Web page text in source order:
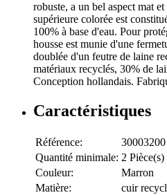
robuste, a un bel aspect mat
supérieure colorée est
100% à base d'eau. Pour
housse est munie d'une
doublée d'un feutre de laine
matériaux recyclés, 30% de
Conception hollandais.
Caractéristiques
Référence:
30003200
Quantité minimale: 2 Pièce(s)
Couleur:
Marron
Matière:
cuir